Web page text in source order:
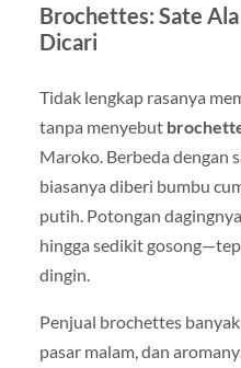
Brochettes: Sate
Dicari
Tidak lengkap rasanya
tanpa menyebut
Maroko. Berbeda dengan
biasanya diberi bumbu
putih. Potongan
hingga sedikit
dingin.
Penjual brochettes
pasar malam, dan